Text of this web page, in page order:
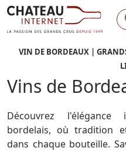
VIN DE BORDEAUX |
Vins de
Découvrez
bordelais, où tradition
dans chaque bouteille.